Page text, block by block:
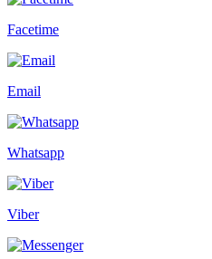
Facetime
Email
Whatsapp
Viber